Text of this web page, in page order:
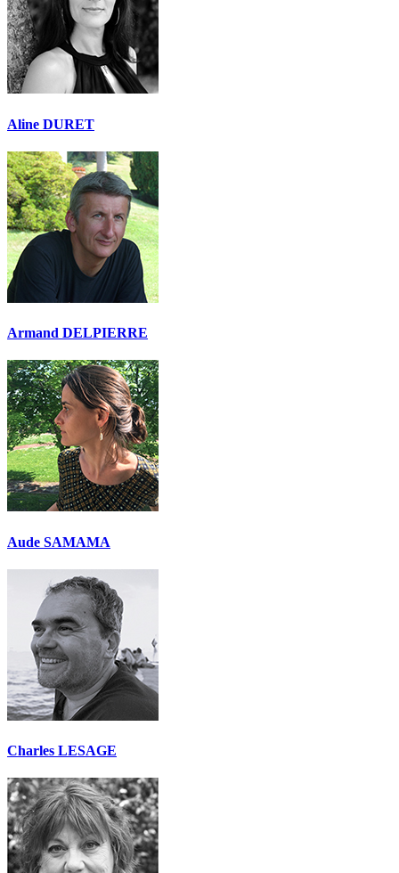
Aline DURET
Armand DELPIERRE
Aude SAMAMA
Charles LESAGE